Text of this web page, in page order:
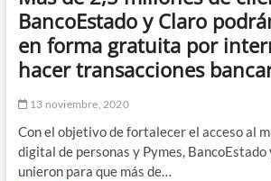
energía
de
Chile
BancoEstado y Claro
en forma gratuita por
hacer transacciones
13 noviembre, 2020
Con el objetivo de fortalecer el acceso al
digital de personas y Pymes, BancoEstado
unieron para que más de…